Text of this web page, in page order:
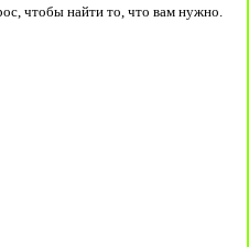
чтобы найти то, что вам нужно.